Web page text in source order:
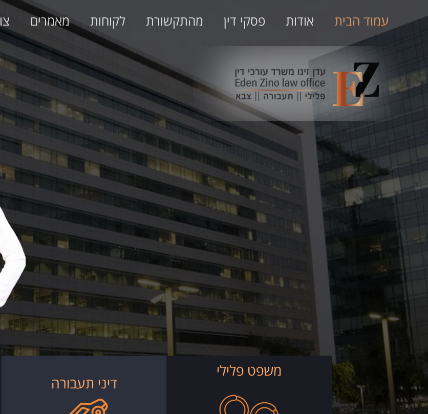
עמוד הבית אודות פסקי דין מהתקשורת לקוחות מאמרים
משפט פלילי
דיני תעבורה